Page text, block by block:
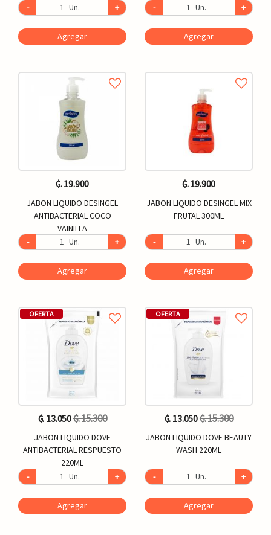
-
Un. +
Agregar
-
Un. +
Agregar
₲. 19.900
JABON LIQUIDO DESINGEL
ANTIBACTERIAL COCO
VAINILLA
-
Un. +
Agregar
₲. 19.900
JABON LIQUIDO DESINGEL MIX
FRUTAL 300ML
- Un. +
Agregar
OFERTA
₲. 13.050₲. 15.300
JABON LIQUIDO DOVE
ANTIBACTERIAL RESPUESTO
220ML
-
Un. +
Agregar
OFERTA
₲. 13.050₲. 15.300
JABON LIQUIDO DOVE BEAUTY
WASH 220ML
- Un. +
Agregar